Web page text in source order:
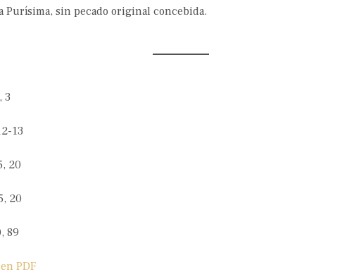
Purísima, sin pecado original concebida.
3
13
20
20
89
PDF